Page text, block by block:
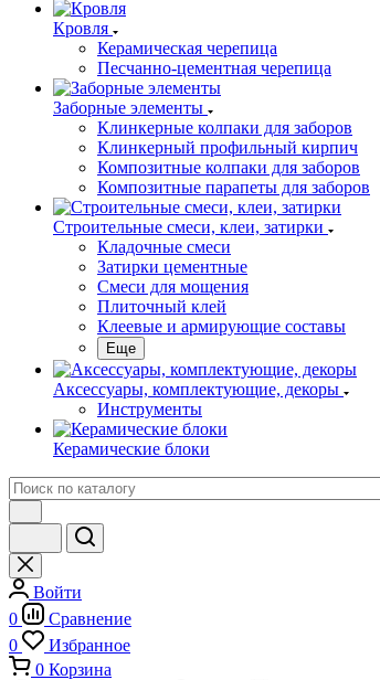
Кровля
Керамическая черепица
Песчанно-цементная черепица
Заборные элементы
Клинкерные колпаки для заборов
Клинкерный профильный кирпич
Композитные колпаки для заборов
Композитные парапеты для заборов
Строительные смеси, клеи, затирки
Кладочные смеси
Затирки цементные
Смеси для мощения
Плиточный клей
Клеевые и армирующие составы
Еще
Аксессуары, комплектующие, декоры
Инструменты
Керамические блоки
Войти
0
Сравнение
0
Избранное
0 Корзина